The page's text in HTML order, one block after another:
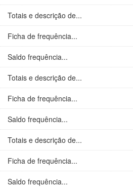
Totais e descrição de...
Ficha de frequência...
Saldo frequência...
Totais e descrição de...
Ficha de frequência...
Saldo frequência...
Totais e descrição de...
Ficha de frequência...
Saldo frequência...